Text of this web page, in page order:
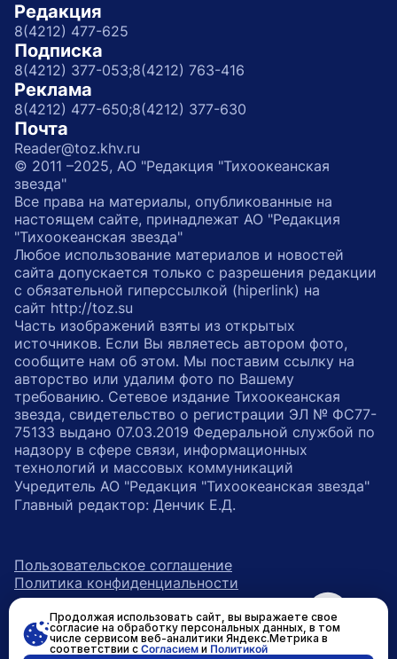
Редакция
8(4212) 477-625
Подписка
8(4212) 377-053;8(4212) 763-416
Реклама
8(4212) 477-650;8(4212) 377-630
Почта
Reader@toz.khv.ru
© 2011 –2025, АО "Редакция "Тихоокеанская
звезда"
Все права на материалы, опубликованные на
настоящем сайте, принадлежат АО "Редакция
"Тихоокеанская звезда"
Любое использование материалов и новостей
сайта допускается только с разрешения редакции
с обязательной гиперссылкой (hiperlink) на
сайт http://toz.su
Часть изображений взяты из открытых
источников. Если Вы являетесь автором фото,
сообщите нам об этом. Мы поставим ссылку на
авторство или удалим фото по Вашему
требованию. Сетевое издание Тихоокеанская
звезда, свидетельство о регистрации ЭЛ № ФС77-
75133 выдано 07.03.2019 Федеральной службой по
надзору в сфере связи, информационных
технологий и массовых коммуникаций
Учредитель АО "Редакция "Тихоокеанская звезда"
Главный редактор: Денчик Е.Д.
Пользовательское соглашение
Политика конфиденциальности
ссылка на главную
возрастное ограничение 16+
Продолжая использовать сайт, вы выражаете свое
согласие на обработку персональных данных, в том
числе сервисом веб-аналитики Яндекс.Метрика в
соответствии с Согласиеми Политикой